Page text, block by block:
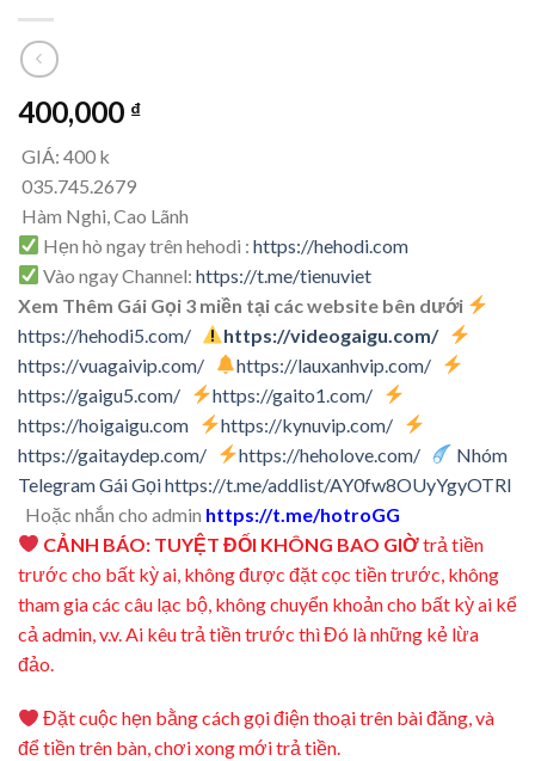
400,000 ₫
GIÁ: 400 k
035.745.2679
Hàm Nghi, Cao Lãnh
Hẹn hò ngay trên hehodi :https://hehodi.com
Vào ngay Channel:https://t.me/tienuviet
Xem Thêm Gái Gọi 3 miền tại các website bên dưới
https://hehodi5.com/
https://videogaigu.com/
https://vuagaivip.com/
https://lauxanhvip.com/
https://gaigu5.com/
https://gaito1.com/
https://hoigaigu.com
https://kynuvip.com/
https://gaitaydep.com/
https://heholove.com/
Nhóm
Telegram Gái Gọihttps://t.me/addlist/AY0fw8OUyYgyOTRl
Hoặc nhắn cho admin https://t.me/hotroGG
CẢNH BÁO: TUYỆT ĐỐI KHÔNG BAO GIỜtrả tiền
trước cho bất kỳ ai, không được đặt cọc tiền trước, không
tham gia các câu lạc bộ, không chuyển khoản cho bất kỳ ai kể
cả admin, v.v. Ai kêu trả tiền trước thì Đó là những kẻ lừa
đảo.
Đặt cuộc hẹn bằng cách gọi điện thoại trên bài đăng, và
để tiền trên bàn, chơi xong mới trả tiền.